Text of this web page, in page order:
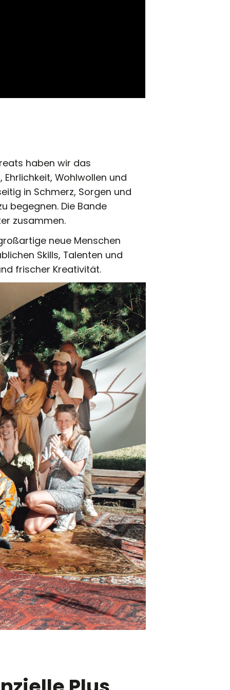
haben wir das
Wohlwollen und
in Schmerz, Sorgen und
begegnen. Die Bande
zusammen.
neue Menschen
Skills, Talenten und
frischer Kreativität.